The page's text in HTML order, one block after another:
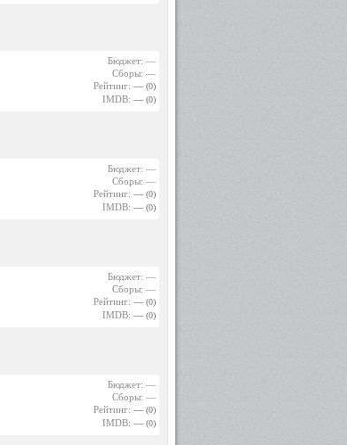
Бюджет: —
Сборы: —
Рейтинг: — (0)
IMDB: — (0)
Бюджет: —
Сборы: —
Рейтинг: — (0)
IMDB: — (0)
Бюджет: —
Сборы: —
Рейтинг: — (0)
IMDB: — (0)
Бюджет: —
Сборы: —
Рейтинг: — (0)
IMDB: — (0)